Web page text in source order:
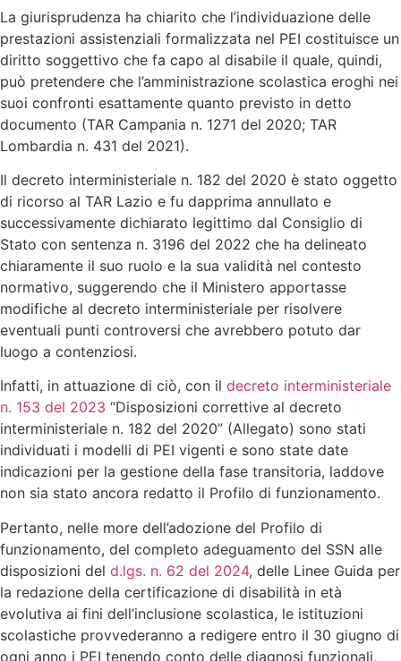
La giurisprudenza ha chiarito che l’individuazione delle
prestazioni assistenziali formalizzata nel PEI costituisce un
diritto soggettivo che fa capo al disabile il quale, quindi,
può pretendere che l’amministrazione scolastica eroghi nei
suoi confronti esattamente quanto previsto in detto
documento (TAR Campania n. 1271 del 2020; TAR
Lombardia n. 431 del 2021).
Il decreto interministeriale n. 182 del 2020 è stato oggetto
di ricorso al TAR Lazio e fu dapprima annullato e
successivamente dichiarato legittimo dal Consiglio di
Stato con sentenza n. 3196 del 2022 che ha delineato
chiaramente il suo ruolo e la sua validità nel contesto
normativo, suggerendo che il Ministero apportasse
modifiche al decreto interministeriale per risolvere
eventuali punti controversi che avrebbero potuto dar
luogo a contenziosi.
Infatti, in attuazione di ciò, con il decreto interministeriale
n. 153 del 2023 “Disposizioni correttive al decreto
interministeriale n. 182 del 2020” (Allegato) sono stati
individuati i modelli di PEI vigenti e sono state date
indicazioni per la gestione della fase transitoria, laddove
non sia stato ancora redatto il Profilo di funzionamento.
Pertanto, nelle more dell’adozione del Profilo di
funzionamento, del completo adeguamento del SSN alle
disposizioni del d.lgs. n. 62 del 2024, delle Linee Guida per
la redazione della certificazione di disabilità in età
evolutiva ai fini dell’inclusione scolastica, le istituzioni
scolastiche provvederanno a redigere entro il 30 giugno di
ogni anno i PEI tenendo conto delle diagnosi funzionali,